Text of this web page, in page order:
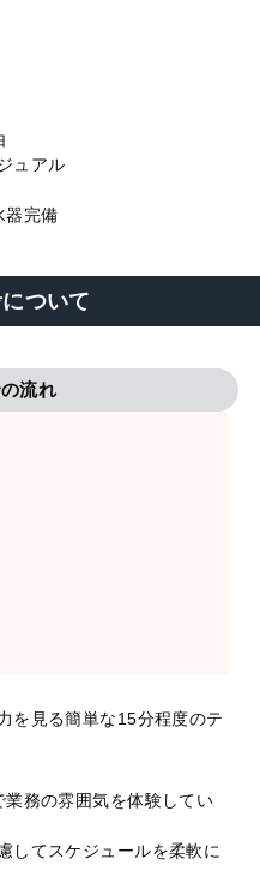
ュアル
器完備
ついて
流れ
を見る簡単な15分程度のテ
務の雰囲気を体験してい
してスケジュールを柔軟に